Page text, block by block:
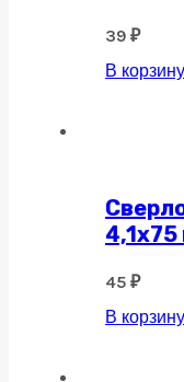
39 ₽
В корзину
45 ₽
В корзину